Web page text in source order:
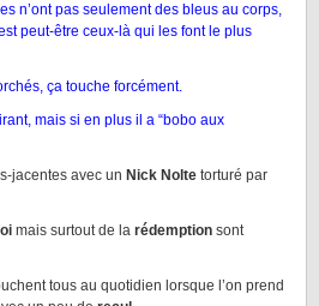
n’ont pas seulement des bleus au corps,
peut-être ceux-là qui les font le plus
ça touche forcément.
mais si en plus il a “bobo aux
jacentes avec un Nick Nolte torturé par
mais surtout de la rédemption sont
tous au quotidien lorsque l’on prend